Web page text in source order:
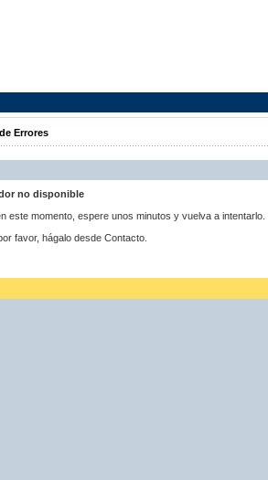
Errores
no disponible
este momento, espere unos minutos y vuelva a intentarlo.
favor, hágalo desde Contacto.